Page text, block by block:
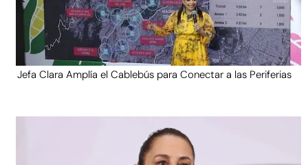
Jefa Clara Amplía el Cablebús para Conectar a las Periferias